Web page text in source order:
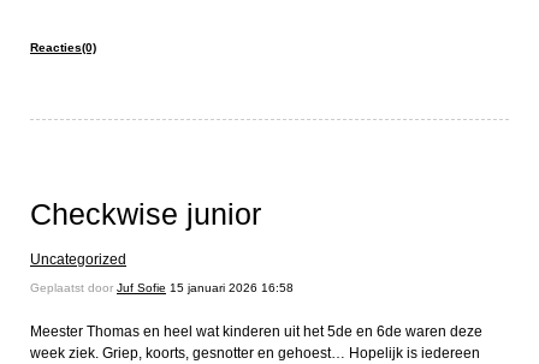
Reacties(0)
Checkwise junior
Uncategorized
Geplaatst door Juf Sofie 15 januari 2026 16:58
Meester Thomas en heel wat kinderen uit het 5de en 6de waren deze
week ziek. Griep, koorts, gesnotter en gehoest… Hopelijk is iedereen